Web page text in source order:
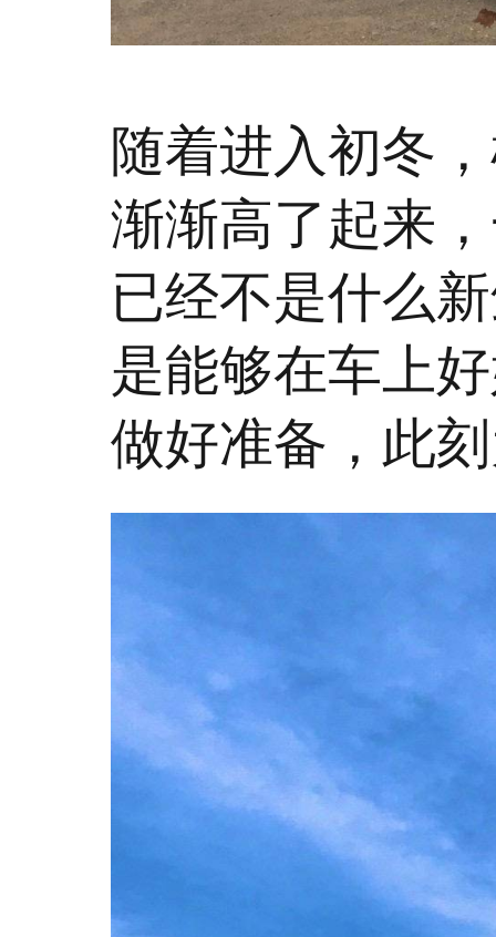
随着进入初冬
渐渐高了起来
已经不是什么
是能够在车上
做好准备，此